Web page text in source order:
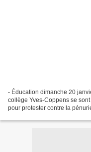
- Éducation dimanche 20
collège Yves-Coppens se
pour protester contre la